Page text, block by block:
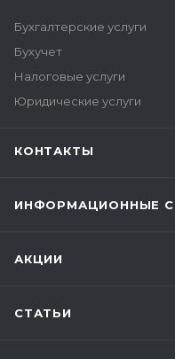
Бухгалтерские услуги
Бухучет
Налоговые услуги
Юридические услуги
КОНТАКТЫ
ИНФОРМАЦИОННЫЕ
АКЦИИ
СТАТЬИ